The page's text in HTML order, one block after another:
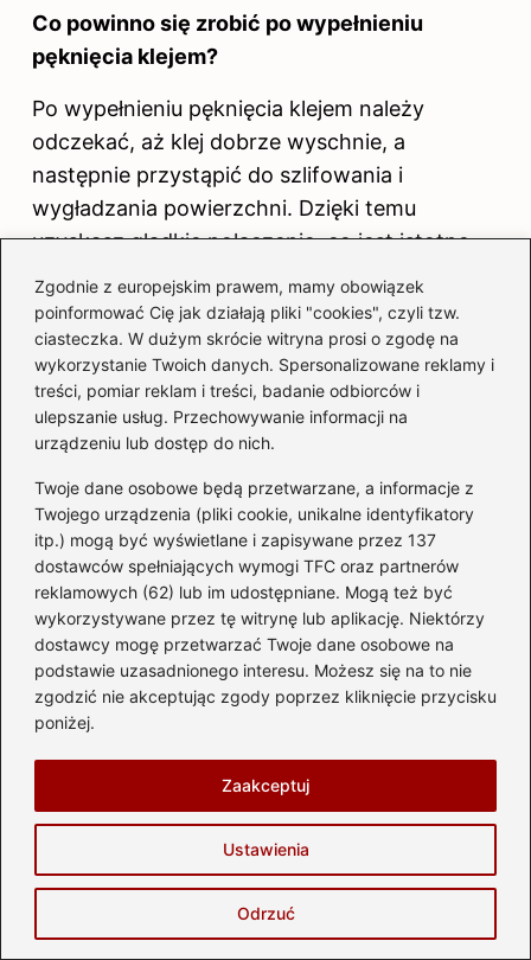
Zgodnie z europejskim prawem, mamy obowiązek
poinformować Cię jak działają pliki "cookies", czyli tzw.
ciasteczka. W dużym skrócie witryna prosi o zgodę na
wykorzystanie Twoich danych. Spersonalizowane reklamy i
treści, pomiar reklam i treści, badanie odbiorców i
ulepszanie usług. Przechowywanie informacji na
urządzeniu lub dostęp do nich.
Twoje dane osobowe będą przetwarzane, a informacje z
Twojego urządzenia (pliki cookie, unikalne identyfikatory
itp.) mogą być wyświetlane i zapisywane przez 137
dostawców spełniających wymogi TFC oraz partnerów
reklamowych (62) lub im udostępniane. Mogą też być
wykorzystywane przez tę witrynę lub aplikację. Niektórzy
dostawcy mogę przetwarzać Twoje dane osobowe na
podstawie uzasadnionego interesu. Możesz się na to nie
zgodzić nie akceptując zgody poprzez kliknięcie przycisku
poniżej.
Ustawienia
Odrzuć
Zaakceptuj
Co powinno się zrobić po wypełnieniu
pęknięcia klejem?
Po wypełnieniu pęknięcia klejem należy
odczekać, aż klej dobrze wyschnie, a
następnie przystąpić do szlifowania i
wygładzania powierzchni. Dzięki temu
uzyskasz gładkie połączenie, co jest istotne
przed dalszymi pracami i oceną naprawy.
Jakie są dostępne metody naprawy bloku
silnika poza klejeniem?
Oprócz klejenia, dostępne są metody takie jak
spawanie, kołkowanie czy metalock. Każda z
tych technik ma swoje zalety i może być
stosowana w zależności od rodzaju
uszkodzenia oraz wymagań dotyczących
trwałości naprawy.
Jakie kroki należy podjąć, aby sprawdzić
skuteczność naprawy bloku silnika?
Aby ocenić skuteczność naprawy, należy
powierzchnia jest równa i gładka, a także czy
silnik jest stabilny przed dalszymi pracami.
Ważne jest również przeprowadzenie testów
wytrzymałości, aby upewnić się, że
naprawione połączenie wytrzyma rzeczywiste
obciążenia podczas pracy silnika.